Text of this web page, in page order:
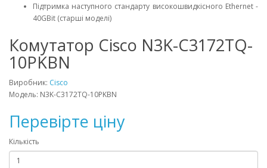
Підтримка наступного стандарту високошвидкісного Ethernet -
40GBit (старші моделі)
Комутатор Cisco N3K-C3172TQ-
10PKBN
Виробник: Cisco
Модель: N3K-C3172TQ-10PKBN
Перевірте ціну
Кількість